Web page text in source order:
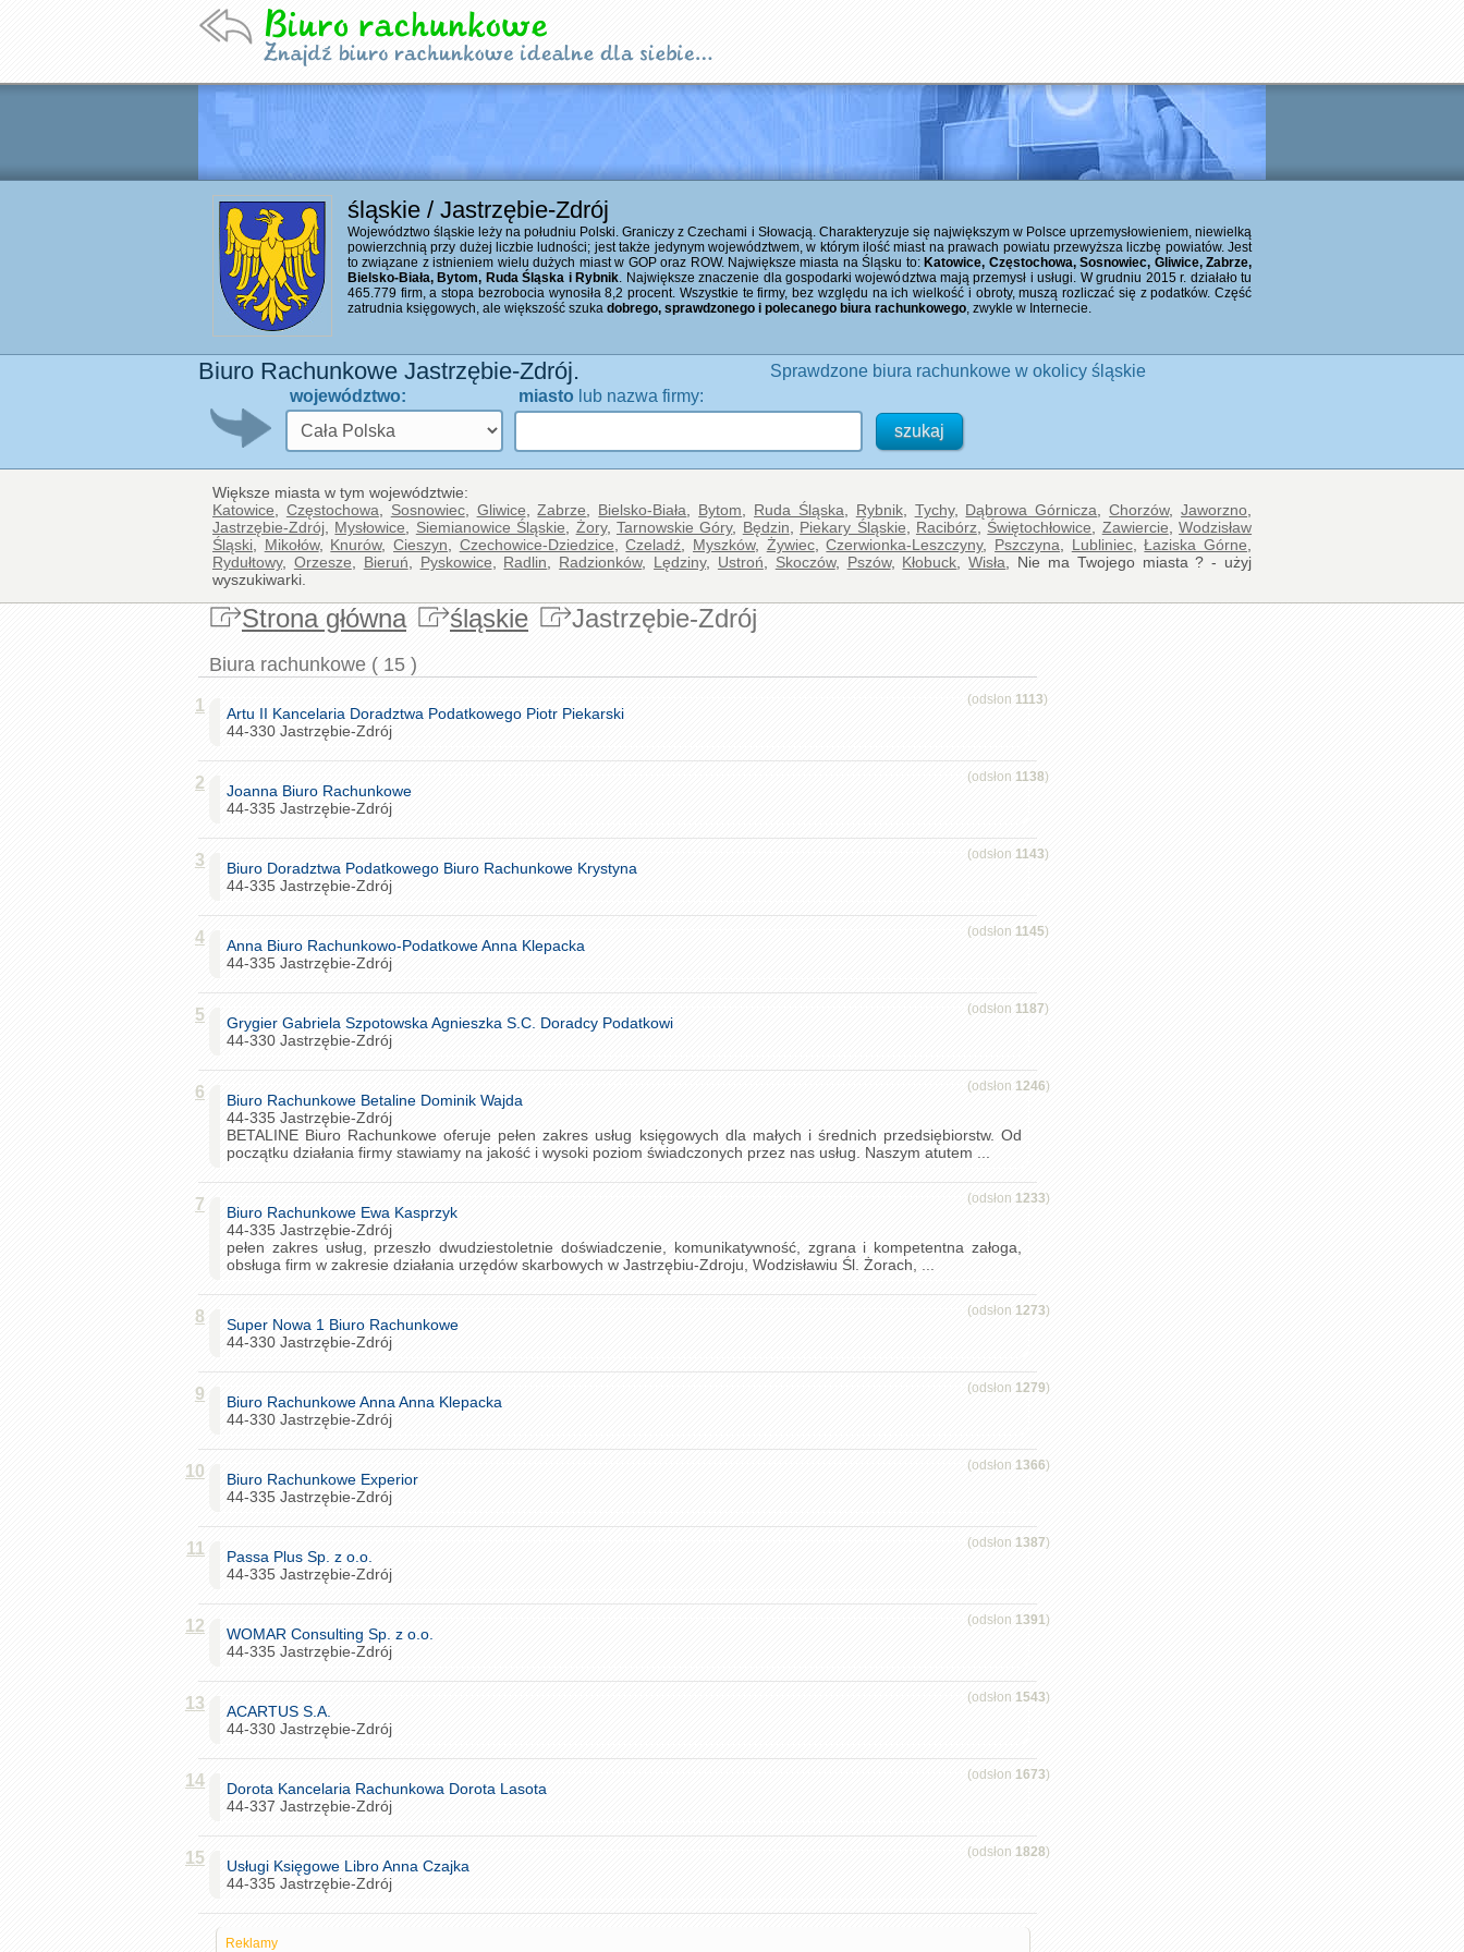
śląskie / Jastrzębie-Zdrój
Województwo śląskie leży na południu Polski. Graniczy z Czechami i Słowacją. Charakteryzuje się największym w Polsce uprzemysłowieniem, niewielką
powierzchnią przy dużej liczbie ludności; jest także jedynym województwem, w którym ilość miast na prawach powiatu przewyższa liczbę powiatów. Jest
to związane z istnieniem wielu dużych miast w GOP oraz ROW. Największe miasta na Śląsku to: Katowice, Częstochowa, Sosnowiec, Gliwice, Zabrze,
Bielsko-Biała, Bytom, Ruda Śląska i Rybnik. Największe znaczenie dla gospodarki województwa mają przemysł i usługi. W grudniu 2015 r. działało tu
465.779 firm, a stopa bezrobocia wynosiła 8,2 procent. Wszystkie te firmy, bez względu na ich wielkość i obroty, muszą rozliczać się z podatków. Część
zatrudnia księgowych, ale większość szuka dobrego, sprawdzonego i polecanego biura rachunkowego, zwykle w Internecie.
Biuro Rachunkowe Jastrzębie-Zdrój.
Sprawdzone biura rachunkowe w okolicy śląskie
województwo:
miasto lub nazwa firmy:
Większe miasta w tym województwie:
Katowice
Częstochowa Sosnowiec, Gliwice ,Zabrze Bielsko-Biała Bytom Ruda Śląska Rybnik, Tychy, Dąbrowa Górnicza ,Chorzów,Jaworzno
Jastrzębie-Zdrój
Mysłowice Siemianowice Śląskie Żory, Tarnowskie Góry, Będzin Piekary Śląskie Racibórz Świętochłowice Zawiercie ,Wodzisław
Śląski
Mikołów, Knurów,Cieszyn Czechowice-Dziedzice ,Czeladź Myszków, Żywiec,Czerwionka-Leszczyny, Pszczyna Lubliniec,Łaziska Górne
Rydułtowy, Orzesze Bieruń Pyskowice Radlin Radzionków, Lędziny, Ustroń Skoczów, Pszów, Kłobuck ,Wisła , Nie ma Twojego miasta ? - użyj
wyszukiwarki.
Strona główna śląskie Jastrzębie-Zdrój
Biura rachunkowe ( 15 )
(odsłon 1113)
1
Artu II Kancelaria Doradztwa Podatkowego Piotr Piekarski
44-330 Jastrzębie-Zdrój
(odsłon 1138)
2
Joanna Biuro Rachunkowe
44-335 Jastrzębie-Zdrój
(odsłon 1143)
3
Biuro Doradztwa Podatkowego Biuro Rachunkowe Krystyna
44-335 Jastrzębie-Zdrój
(odsłon 1145)
4
Anna Biuro Rachunkowo-Podatkowe Anna Klepacka
44-335 Jastrzębie-Zdrój
(odsłon 1187)
5
Grygier Gabriela Szpotowska Agnieszka S.C. Doradcy Podatkowi
44-330 Jastrzębie-Zdrój
(odsłon 1246)
6
Biuro Rachunkowe Betaline Dominik Wajda
44-335 Jastrzębie-Zdrój
BETALINE Biuro Rachunkowe oferuje pełen zakres usług księgowych dla małych i średnich przedsiębiorstw. Od
początku działania firmy stawiamy na jakość i wysoki poziom świadczonych przez nas usług. Naszym atutem ...
(odsłon 1233)
7
Biuro Rachunkowe Ewa Kasprzyk
44-335 Jastrzębie-Zdrój
pełen zakres usług, przeszło dwudziestoletnie doświadczenie, komunikatywność, zgrana i kompetentna załoga,
obsługa firm w zakresie działania urzędów skarbowych w Jastrzębiu-Zdroju, Wodzisławiu Śl. Żorach, ...
(odsłon 1273)
8
Super Nowa 1 Biuro Rachunkowe
44-330 Jastrzębie-Zdrój
(odsłon 1279)
9
Biuro Rachunkowe Anna Anna Klepacka
44-330 Jastrzębie-Zdrój
(odsłon 1366)
10
Biuro Rachunkowe Experior
44-335 Jastrzębie-Zdrój
(odsłon 1387)
11
Passa Plus Sp. z o.o.
44-335 Jastrzębie-Zdrój
(odsłon 1391)
12
WOMAR Consulting Sp. z o.o.
44-335 Jastrzębie-Zdrój
(odsłon 1543)
13
ACARTUS S.A.
44-330 Jastrzębie-Zdrój
(odsłon 1673)
14
Dorota Kancelaria Rachunkowa Dorota Lasota
44-337 Jastrzębie-Zdrój
(odsłon 1828)
15
Usługi Księgowe Libro Anna Czajka
44-335 Jastrzębie-Zdrój
Reklamy